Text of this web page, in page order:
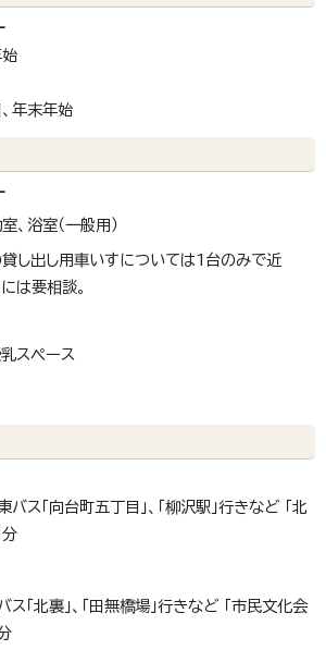
始
年末年始
、浴室（一般用）
し出し用車いすについては1台のみで近
は要相談。
スペース
ス「向台町五丁目」、「柳沢駅」行きなど 「北
分
「北裏」、「田無橋場」行きなど 「市民文化会